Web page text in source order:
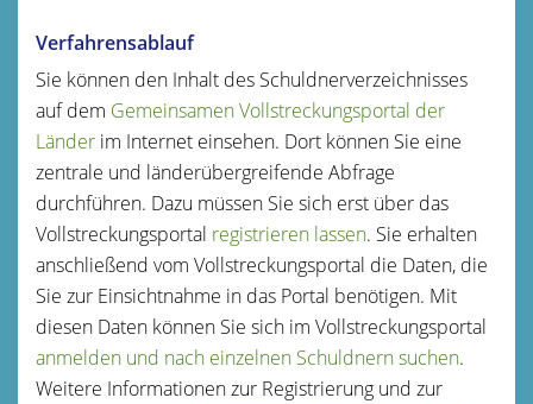
Verfahrensablauf
Sie können den Inhalt des Schuldnerverzeichnisses
auf dem Gemeinsamen Vollstreckungsportal der
Länder im Internet einsehen. Dort können Sie eine
zentrale und länderübergreifende Abfrage
durchführen. Dazu müssen Sie sich erst über das
Vollstreckungsportal registrieren lassen. Sie erhalten
anschließend vom Vollstreckungsportal die Daten, die
Sie zur Einsichtnahme in das Portal benötigen. Mit
diesen Daten können Sie sich im Vollstreckungsportal
anmelden und nach einzelnen Schuldnern suchen.
Weitere Informationen zur Registrierung und zur